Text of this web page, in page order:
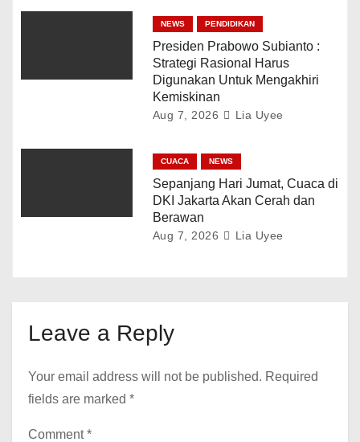
NEWS PENDIDIKAN
Presiden Prabowo Subianto :
Strategi Rasional Harus
Digunakan Untuk Mengakhiri
Kemiskinan
Aug 7, 2026 Lia Uyee
CUACA NEWS
Sepanjang Hari Jumat, Cuaca di
DKI Jakarta Akan Cerah dan
Berawan
Aug 7, 2026 Lia Uyee
Leave a Reply
Your email address will not be published. Required
fields are marked *
Comment*